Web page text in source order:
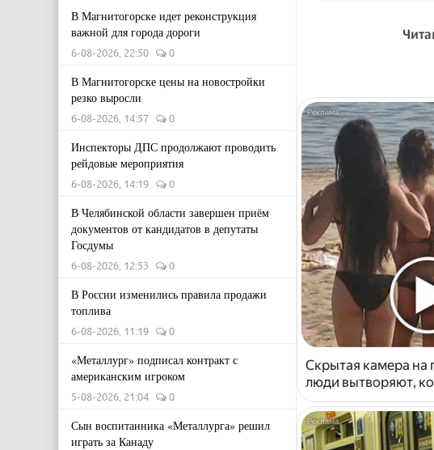
В Магнитогорске идет реконструкция
важной для города дороги
6-08-2026, 22:50 0
В Магнитогорске цены на новостройки
резко выросли
6-08-2026, 14:57 0
Инспекторы ДПС продолжают проводить
рейдовые мероприятия
6-08-2026, 14:19 0
В Челябинской области завершен приём
документов от кандидатов в депутаты
Госдумы
6-08-2026, 12:53 0
В России изменились правила продажи
топлива
6-08-2026, 11:19 0
«Металлург» подписал контракт с
американским игроком
5-08-2026, 21:04 0
Сын воспитанника «Металлурга» решил
играть за Канаду
Скрытая камера
люди вытворяют,